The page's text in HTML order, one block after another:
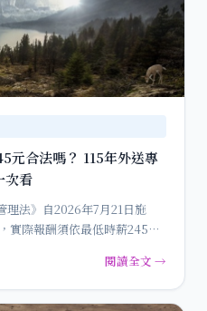
元合法嗎？ 115年外送專
次看
理法》自2026年7月21日施
實際報酬須依最低時薪245元
閱讀全文 →